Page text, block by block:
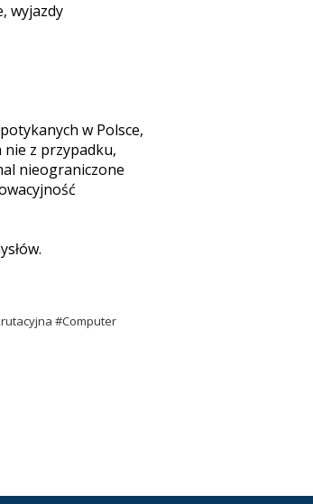
wyjazdy
w Polsce,
z przypadku,
nieograniczone
#Computer